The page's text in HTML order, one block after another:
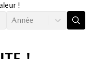
!
Année